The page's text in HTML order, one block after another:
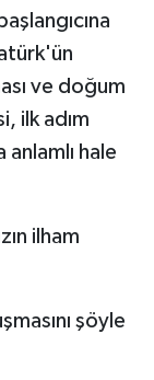
ve doğum
ilk adım
hale
ilham
şöyle